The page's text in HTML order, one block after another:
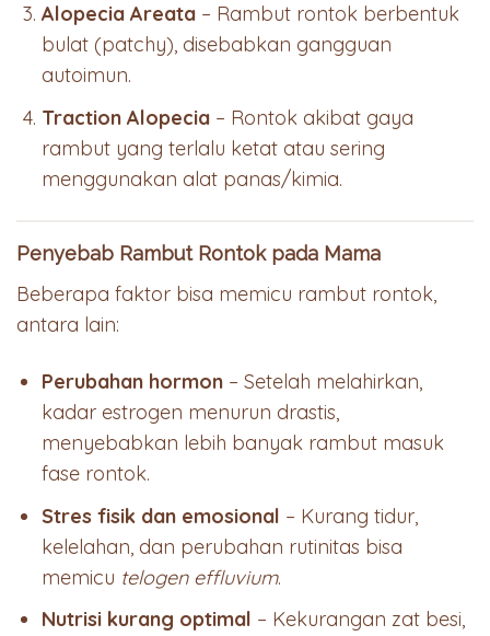
Alopecia Areata – Rambut rontok berbentuk
bulat (patchy), disebabkan gangguan
autoimun.
Traction Alopecia – Rontok akibat gaya
rambut yang terlalu ketat atau sering
menggunakan alat panas/kimia.
Penyebab Rambut Rontok pada Mama
Beberapa faktor bisa memicu rambut rontok,
antara lain:
Perubahan hormon – Setelah melahirkan,
kadar estrogen menurun drastis,
menyebabkan lebih banyak rambut masuk
fase rontok.
Stres fisik dan emosional – Kurang tidur,
kelelahan, dan perubahan rutinitas bisa
memicu telogen effluvium.
Nutrisi kurang optimal – Kekurangan zat besi,